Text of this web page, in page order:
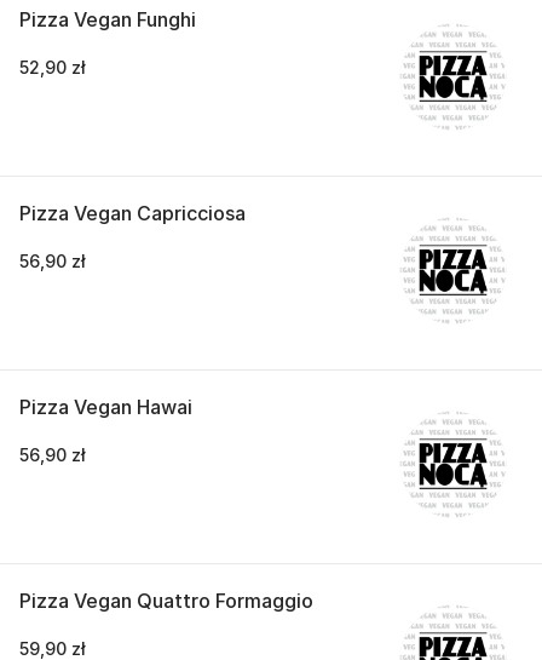
Pizza Vegan Funghi
52,90 zł
Pizza Vegan Capricciosa
56,90 zł
Pizza Vegan Hawai
56,90 zł
Pizza Vegan Quattro Formaggio
59,90 zł